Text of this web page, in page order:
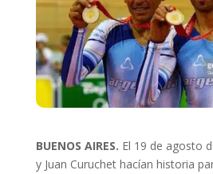
BUENOS AIRES. El 19 de agosto
y Juan Curuchet hacían historia